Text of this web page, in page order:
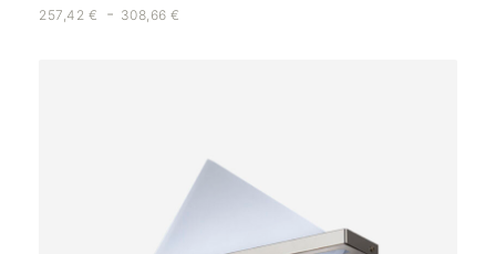
257,42 € - 308,66€